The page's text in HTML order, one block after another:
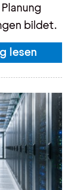
bildet.
lesen